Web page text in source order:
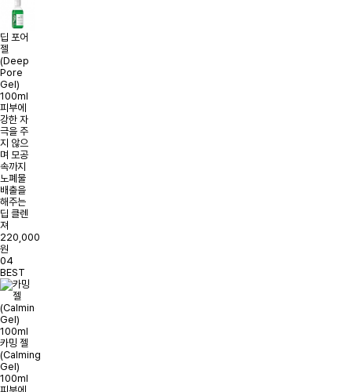
딥 포어
젤
(Deep
Pore
Gel)
100ml
피부에
강한 자
극을 주
지 않으
며 모공
속까지
노폐물
배출을
해주는
딥 클렌
져
220,000
원
04
BEST
카밍 젤
(Calming
Gel)
100ml